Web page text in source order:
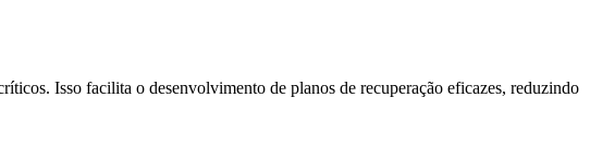
Isso facilita o desenvolvimento de planos de recuperação eficazes, reduzindo